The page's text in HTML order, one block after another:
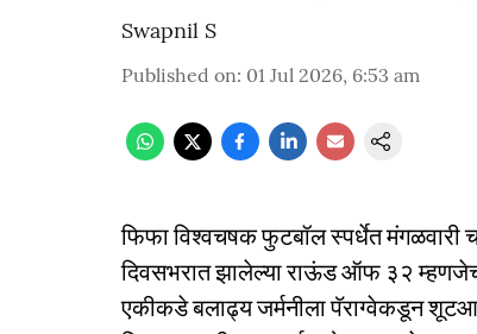
Swapnil S
Published on: 01 Jul 2026, 6:53 am
फिफा विश्वचषक फुटबॉल स्पर्धेत मंगळवारी
दिवसभरात झालेल्या राऊंड ऑफ ३२ म्हणजेच
एकीकडे बलाढ्य जर्मनीला पॅराग्वेकडून